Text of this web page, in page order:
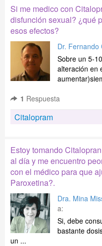
Si me medico con
disfunción sexual? ¿qué
esos efectos?
Dr. Fernando
Sobre un 5-
alteración en
1 Respuesta
Citalopram
Estoy tomando
al día y me encuentro
con el médico para que
Paroxetina?.
Dra. Mina
a:
Si, debe
bastante
un ...